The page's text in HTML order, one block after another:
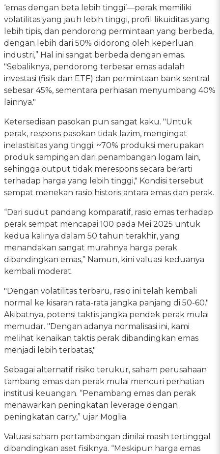
‘emas dengan beta lebih tinggi’—perak memiliki
volatilitas yang jauh lebih tinggi, profil likuiditas yang
lebih tipis, dan pendorong permintaan yang berbeda,
dengan lebih dari 50% didorong oleh keperluan
industri,” Hal ini sangat berbeda dengan emas.
"Sebaliknya, pendorong terbesar emas adalah
investasi (fisik dan ETF) dan permintaan bank sentral
sebesar 45%, sementara perhiasan menyumbang 40%
lainnya."
Ketersediaan pasokan pun sangat kaku. "Untuk
perak, respons pasokan tidak lazim, mengingat
inelastisitas yang tinggi: ~70% produksi merupakan
produk sampingan dari penambangan logam lain,
sehingga output tidak merespons secara berarti
terhadap harga yang lebih tinggi," Kondisi tersebut
sempat menekan rasio historis antara emas dan perak.
“Dari sudut pandang komparatif, rasio emas terhadap
perak sempat mencapai 100 pada Mei 2025 untuk
kedua kalinya dalam 50 tahun terakhir, yang
menandakan sangat murahnya harga perak
dibandingkan emas,” Namun, kini valuasi keduanya
kembali moderat.
"Dengan volatilitas terbaru, rasio ini telah kembali
normal ke kisaran rata-rata jangka panjang di 50-60."
Akibatnya, potensi taktis jangka pendek perak mulai
memudar. "Dengan adanya normalisasi ini, kami
melihat kenaikan taktis perak dibandingkan emas
menjadi lebih terbatas,"
Sebagai alternatif risiko terukur, saham perusahaan
tambang emas dan perak mulai mencuri perhatian
institusi keuangan. “Penambang emas dan perak
menawarkan peningkatan leverage dengan
peningkatan carry,” ujar Moglia.
Valuasi saham pertambangan dinilai masih tertinggal
dibandingkan aset fisiknya. “Meskipun harga emas